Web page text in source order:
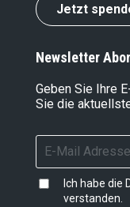
Jetzt
Newsletter
Geben Sie Ihre
Sie die
Ich habe die
verstanden.